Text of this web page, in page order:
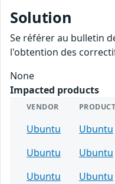
Solution
Se référer au bulletin
l'obtention des
None
Impacted products
VENDOR PRODUCT
Ubuntu Ubuntu
Ubuntu
Ubuntu
Ubuntu
Ubuntu